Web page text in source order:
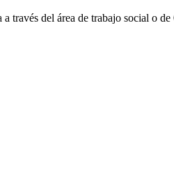
través del área de trabajo social o de